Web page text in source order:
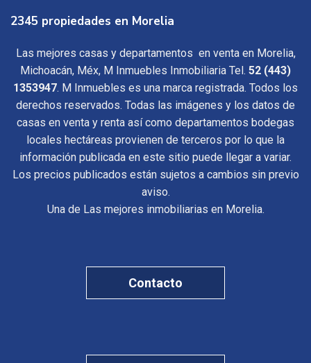
2345 propiedades en Morelia
Las mejores casas y departamentos en venta en Morelia,
Michoacán, Méx, M Inmuebles Inmobiliaria Tel. 52 (443)
1353947. M Inmuebles es una marca registrada. Todos los
derechos reservados. Todas las imágenes y los datos de
casas en venta y renta así como departamentos bodegas
locales hectáreas provienen de terceros por lo que la
información publicada en este sitio puede llegar a variar.
Los precios publicados están sujetos a cambios sin previo
aviso.
Una de Las mejores inmobiliarias en Morelia.